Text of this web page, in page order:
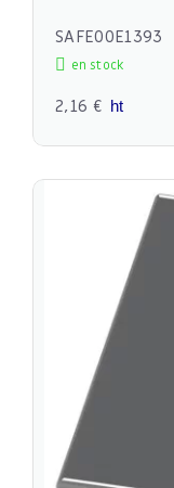
SAFE00E1393
en stock
2,16 € ht